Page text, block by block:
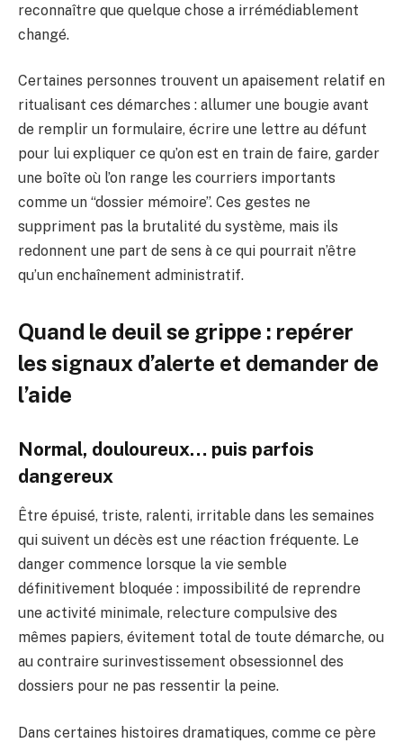
reconnaître que quelque chose a irrémédiablement
changé.
Certaines personnes trouvent un apaisement relatif en
ritualisant ces démarches : allumer une bougie avant
de remplir un formulaire, écrire une lettre au défunt
pour lui expliquer ce qu’on est en train de faire, garder
une boîte où l’on range les courriers importants
comme un “dossier mémoire”. Ces gestes ne
suppriment pas la brutalité du système, mais ils
redonnent une part de sens à ce qui pourrait n’être
qu’un enchaînement administratif.
Quand le deuil se grippe : repérer
les signaux d’alerte et demander de
l’aide
Normal, douloureux… puis parfois
dangereux
Être épuisé, triste, ralenti, irritable dans les semaines
qui suivent un décès est une réaction fréquente. Le
danger commence lorsque la vie semble
définitivement bloquée : impossibilité de reprendre
une activité minimale, relecture compulsive des
mêmes papiers, évitement total de toute démarche, ou
au contraire surinvestissement obsessionnel des
dossiers pour ne pas ressentir la peine.
Dans certaines histoires dramatiques, comme ce père